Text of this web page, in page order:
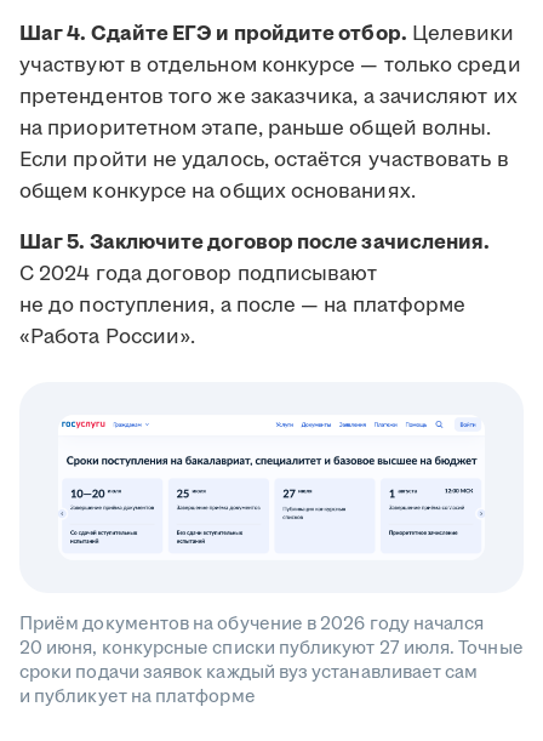
Шаг 4. Сдайте ЕГЭ и пройдите отбор. Целевики
участвуют в отдельном конкурсе — только среди
претендентов того же заказчика, а зачисляют их
на приоритетном этапе, раньше общей волны.
Если пройти не удалось, остаётся участвовать в
общем конкурсе на общих основаниях.
Шаг 5. Заключите договор после зачисления.
С 2024 года договор подписывают
не до поступления, а после — на платформе
«Работа России».
Приём документов на обучение в 2026 году начался
20 июня, конкурсные списки публикуют 27 июля. Точные
сроки подачи заявок каждый вуз устанавливает сам
и публикует на платформе